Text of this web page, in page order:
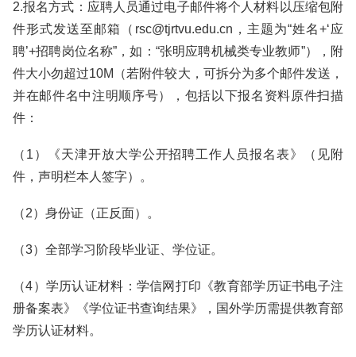
2.报名方式：应聘人员通过电子邮件将个人材料以压缩包附
件形式发送至邮箱（rsc@tjrtvu.edu.cn，主题为“姓名+‘应
聘’+招聘岗位名称”，如：“张明应聘机械类专业教师”），附
件大小勿超过10M（若附件较大，可拆分为多个邮件发送，
并在邮件名中注明顺序号），包括以下报名资料原件扫描
件：
（1）《天津开放大学公开招聘工作人员报名表》（见附
件，声明栏本人签字）。
（2）身份证（正反面）。
（3）全部学习阶段毕业证、学位证。
（4）学历认证材料：学信网打印《教育部学历证书电子注
册备案表》《学位证书查询结果》，国外学历需提供教育部
学历认证材料。